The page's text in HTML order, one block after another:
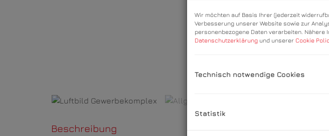
Beschreibung
Wir möchten auf Basis Ihrer (jederzeit
Verbesserung unserer Website sowie zur
personenbezogene Daten verarbeiten.
Datenschutzerklärung und unserer Cookie
Technisch notwendige Cookies
Statistik